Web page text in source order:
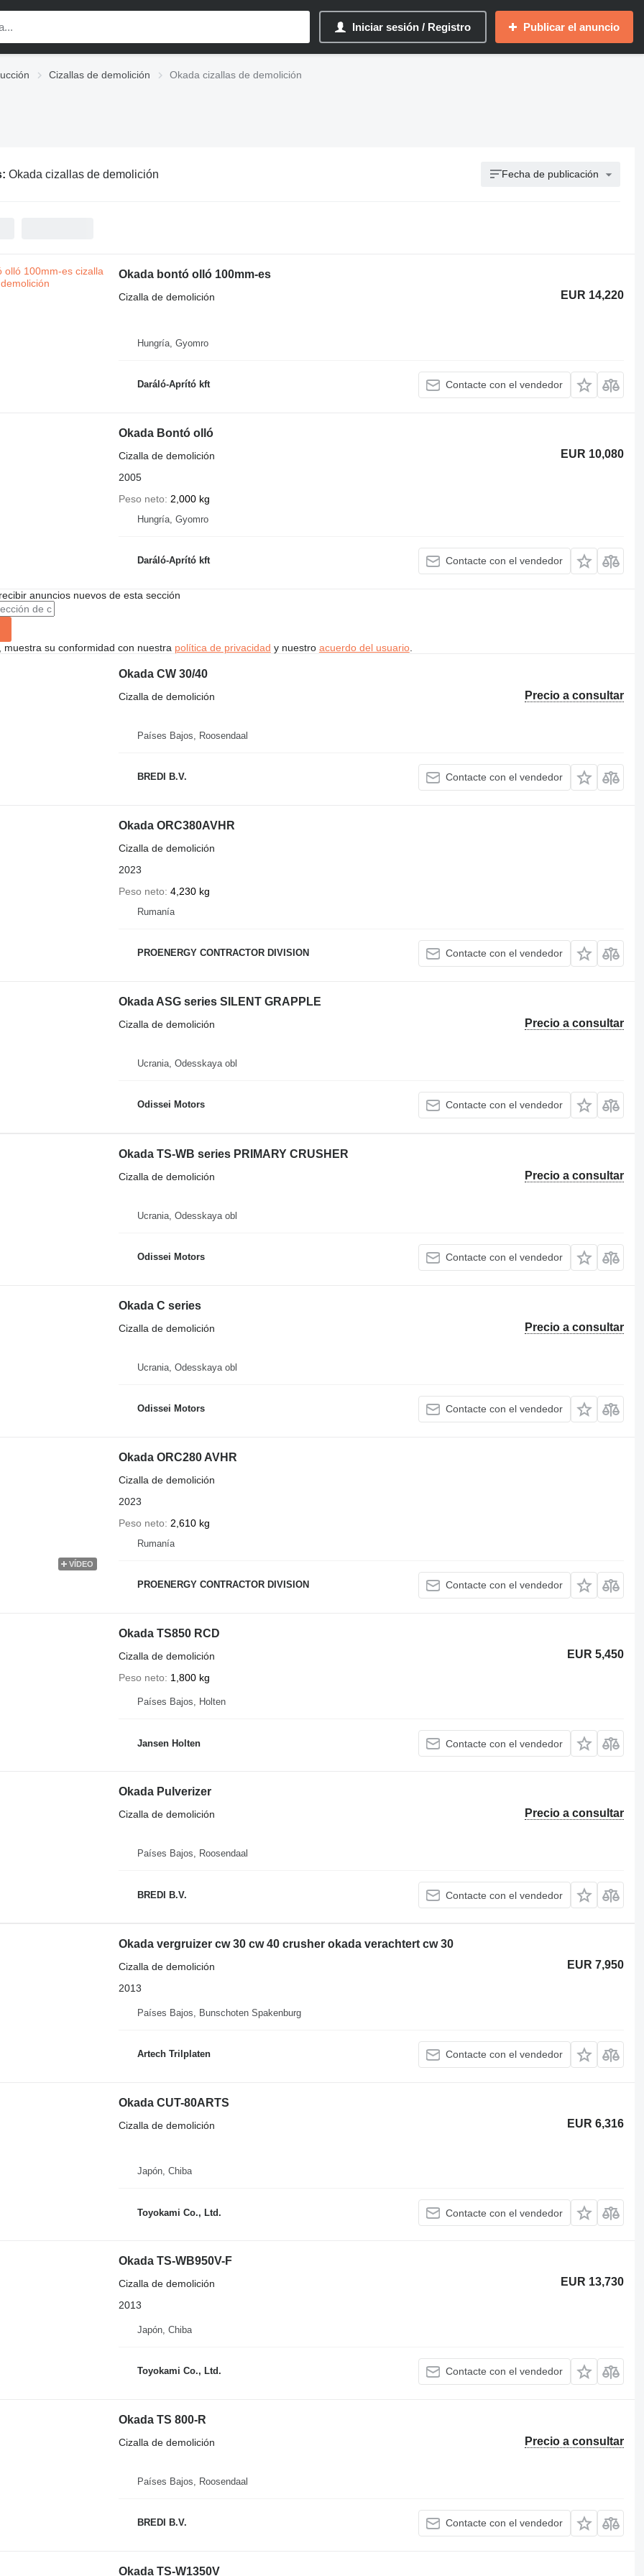
Iniciar sesión / Registro Publicar el anuncio
Cizallas de demolición Okada cizallas de demolición
Okada cizallas de demolición Fecha de publicación
Okada bontó olló 100mm-es
EUR 14,220
Cizalla de demolición
Hungría, Gyomro
Daráló-Aprító kft Contacte con el vendedor
Okada Bontó olló
EUR 10,080
Cizalla de demolición
2005
Peso neto
2,000 kg
Hungría, Gyomro
Daráló-Aprító kft Contacte con el vendedor
anuncios nuevos de esta sección
muestra su conformidad con nuestra política de privacidad y nuestro acuerdo del usuario.
Okada CW 30/40
Precio a consultar
Cizalla de demolición
Países Bajos, Roosendaal
BREDI B.V. Contacte con el vendedor
Okada ORC380AVHR
Cizalla de demolición
2023
Peso neto 4,230 kg
Rumanía
PROENERGY CONTRACTOR DIVISION Contacte con el vendedor
Okada ASG series SILENT GRAPPLE
Precio a consultar
Cizalla de demolición
Ucrania, Odesskaya obl
Odissei Motors Contacte con el vendedor
Okada TS-WB series PRIMARY CRUSHER
Precio a consultar
Cizalla de demolición
Ucrania, Odesskaya obl
Odissei Motors Contacte con el vendedor
Okada C series
Precio a consultar
Cizalla de demolición
Ucrania, Odesskaya obl
Odissei Motors Contacte con el vendedor
VÍDEO
Okada ORC280 AVHR
Cizalla de demolición
2023
Peso neto
2,610 kg
Rumanía
PROENERGY CONTRACTOR DIVISION Contacte con el vendedor
Okada TS850 RCD
EUR 5,450
Cizalla de demolición
Peso neto
1,800 kg
Países Bajos, Holten
Jansen Holten Contacte con el vendedor
Okada Pulverizer
Precio a consultar
Cizalla de demolición
Países Bajos, Roosendaal
BREDI B.V. Contacte con el vendedor
Okada vergruizer cw 30 cw 40 crusher okada verachtert cw 30
EUR 7,950
Cizalla de demolición
2013
Países Bajos, Bunschoten Spakenburg
Artech Trilplaten Contacte con el vendedor
Okada CUT-80ARTS
EUR 6,316
Cizalla de demolición
Japón, Chiba
Toyokami Co., Ltd. Contacte con el vendedor
Okada TS-WB950V-F
EUR 13,730
Cizalla de demolición
2013
Japón, Chiba
Toyokami Co., Ltd. Contacte con el vendedor
Okada TS 800-R
Precio a consultar
Cizalla de demolición
Países Bajos, Roosendaal
BREDI B.V. Contacte con el vendedor
Okada TS-W1350V